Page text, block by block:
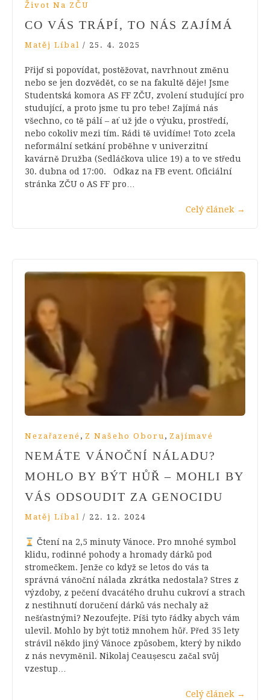
Život Na ZČU
CO VÁS TRÁPÍ, TO NÁS ZAJÍMÁ
Matěj Líbal / 25. 4. 2025
Přijď si popovídat, postěžovat, navrhnout změnu
nebo se jen dozvědět, co se na fakultě děje! Jsme
Studentská komora AS FF ZČU, zvolení studující pro
studující, a proto jsme tu pro tebe! Zajímá nás
všechno, co tě pálí – ať už jde o výuku, prostředí,
nebo cokoliv mezi tím. Rádi tě uvidíme! Toto zcela
neformální setkání proběhne v univerzitní
kavárně Družba (Sedláčkova ulice 19) a to ve středu
30. dubna od 17:00. Odkaz na FB event. Oficiální
stránka ZČU o AS FF pro…
Celý článek →
Nezařazené , Z Našeho Oboru, Zajímavé
NEMÁTE VÁNOČNÍ NÁLADU?
MOHLO BY BÝT HŮŘ – MOHLI BY
VÁS ODSOUDIT ZA GENOCIDU
Matěj Líbal / 22. 12. 2024
Čtení na 2,5 minuty Vánoce. Pro mnohé symbol
klidu, rodinné pohody a hromady dárků pod
stromečkem. Jenže co když se letos do vás ta
správná vánoční nálada zkrátka nedostala? Stres z
výzdoby, z pečení dvacátého druhu cukroví a strach
z nestihnutí doručení dárků vás nechaly až
nešťastnými? Nezoufejte. Píši tyto řádky abych vám
ulevil. Mohlo by být totiž mnohem hůř. Před 35 lety
strávil někdo jiný Vánoce způsobem, který by nikdo
z nás nevyměnil. Nikolaj Ceaușescu začal svůj
vzestup…
Celý článek →